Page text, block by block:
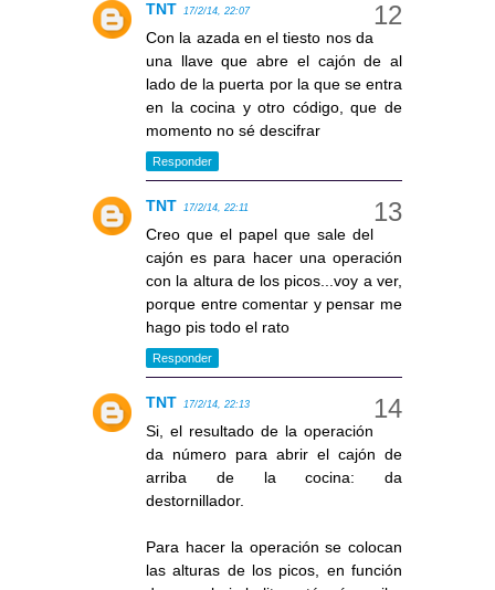
TNT 17/2/14, 22:07
Con la azada en el tiesto nos da
una llave que abre el cajón de al
lado de la puerta por la que se entra
en la cocina y otro código, que de
momento no sé descifrar
Responder
TNT 17/2/14, 22:11
Creo que el papel que sale del
cajón es para hacer una operación
con la altura de los picos...voy a ver,
porque entre comentar y pensar me
hago pis todo el rato
Responder
TNT 17/2/14, 22:13
Si, el resultado de la operación
da número para abrir el cajón de
arriba de la cocina: da
destornillador.
Para hacer la operación se colocan
las alturas de los picos, en función